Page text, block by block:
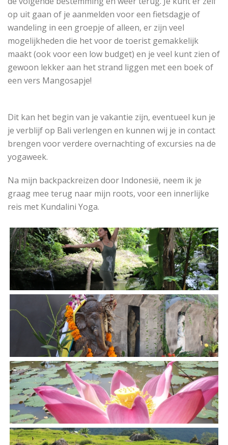
op uit gaan of je aanmelden voor een fietsdagje of
wandeling in een groepje of alleen, er zijn veel
mogelijkheden die het voor de toerist gemakkelijk
maakt (ook voor een low budget) en je veel kunt zien of
gewoon lekker aan het strand liggen met een boek of
een vers Mangosapje!
Dit kan het begin van je vakantie zijn, eventueel kun je
je verblijf op Bali verlengen en kunnen wij je in contact
brengen voor verdere overnachting of excursies na de
yogaweek.
Na mijn backpackreizen door Indonesië, neem ik je
graag mee terug naar mijn roots, voor een innerlijke
reis met Kundalini Yoga.